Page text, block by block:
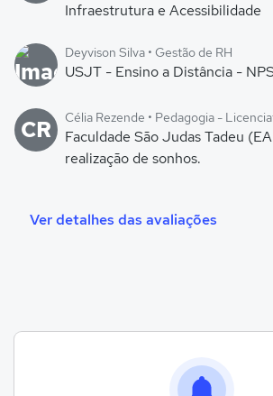
Infraestrutura e Acessibilidade
Deyvison Silva • Gestão de RH
USJT - Ensino a Distância -
CR Célia Rezende • Pedagogia -
Faculdade São Judas Tadeu
realização de sonhos.
Ver detalhes das avaliações